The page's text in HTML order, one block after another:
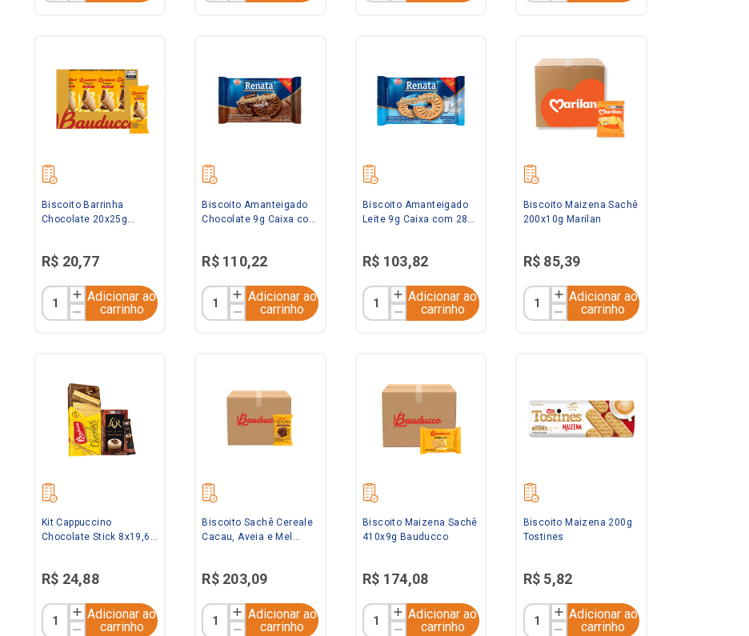
Biscoito Barrinha
Chocolate 20x25g
R$ 20,77
Adicionar ao
carrinho
Biscoito Amanteigado
Chocolate 9g Caixa com
R$ 110,22
Adicionar ao
carrinho
Biscoito Amanteigado
Leite 9g Caixa com 280
R$ 103,82
Adicionar ao
carrinho
Biscoito Maizena Sachê
200x10g Marilan
R$ 85,39
Adicionar ao
carrinho
Kit Cappuccino
Chocolate Stick 8x19,6g
Bauducco
R$ 24,88
Adicionar ao
carrinho
Biscoito Sachê Cereale
Cacau, Aveia e Mel
R$ 203,09
Adicionar ao
carrinho
Biscoito Maizena Sachê
410x9g Bauducco
R$ 174,08
Adicionar ao
carrinho
Biscoito Maizena 200g
Tostines
R$ 5,82
Adicionar ao
carrinho